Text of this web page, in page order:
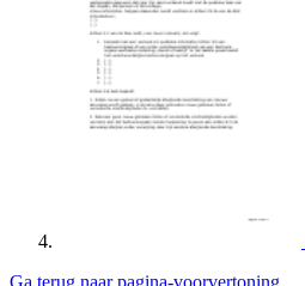
Ga terug naar pagina-voorvertoning